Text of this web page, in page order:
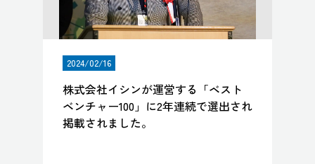
2024/02/16
株式会社イシンが運営する「ベスト
ベンチャー100」に2年連続で選出され
掲載されました。